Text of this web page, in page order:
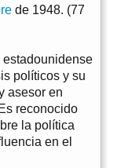
de 1948. (77
estadounidense
políticos y su
asesor en
reconocido
la política
en el